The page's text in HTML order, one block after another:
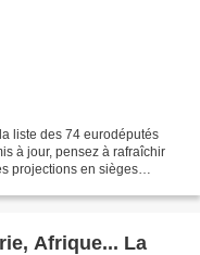
liste des 74 eurodéputés
à jour, pensez à rafraîchir
projections en sièges
Afrique... La